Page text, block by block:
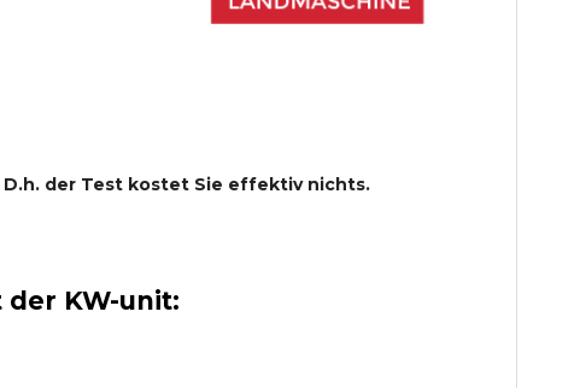
D.h. der Test kostet Sie effektiv nichts.
KW-unit: